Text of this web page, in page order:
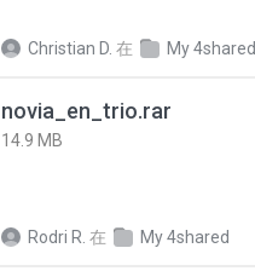
Christian D. 在 My 4shared
novia_en_trio.rar
14.9 MB
Rodri R. 在 My 4shared